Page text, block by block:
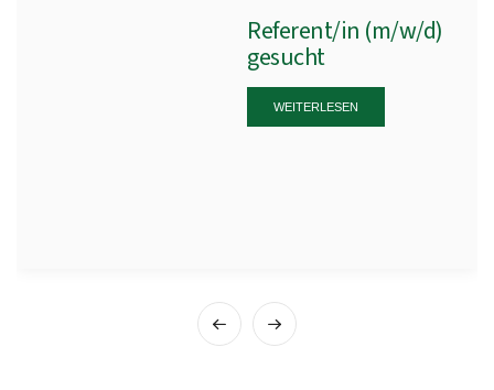
Referent/in (m/w/d)
gesucht
WEITERLESEN